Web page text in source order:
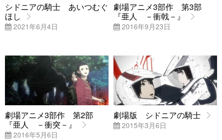
シドニアの騎士 あいつむぐ
ほし
2021年6月4日
劇場アニメ3部作 第3部
『亜人 －衝戟－』
2016年9月23日
劇場アニメ3部作 第2部
『亜人 －衝突－』
2016年5月6日
劇場版 シドニアの騎士
2015年3月6日